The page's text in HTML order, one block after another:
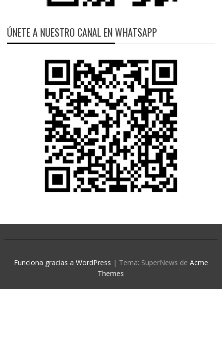
ÚNETE A NUESTRO CANAL EN WHATSAPP
Funciona gracias a WordPress | Tema: SuperNews de Acme
Themes